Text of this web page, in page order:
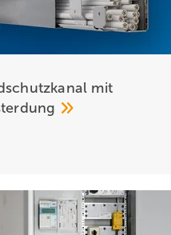
mit